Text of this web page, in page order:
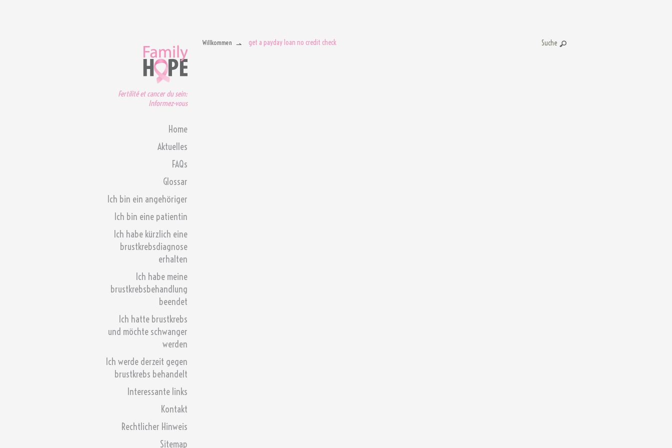
Fertilité et cancer du sein:
Informez-vous
Home
Aktuelles
FAQs
Glossar
Ich bin ein angehöriger
Ich bin eine patientin
Ich habe kürzlich eine
brustkrebsdiagnose
erhalten
Ich habe meine
brustkrebsbehandlung
beendet
Ich hatte brustkrebs
und möchte schwanger
werden
Ich werde derzeit gegen
brustkrebs behandelt
Interessante links
Kontakt
Rechtlicher Hinweis
Sitemap
Willkommen get a payday loan no credit check Suche: